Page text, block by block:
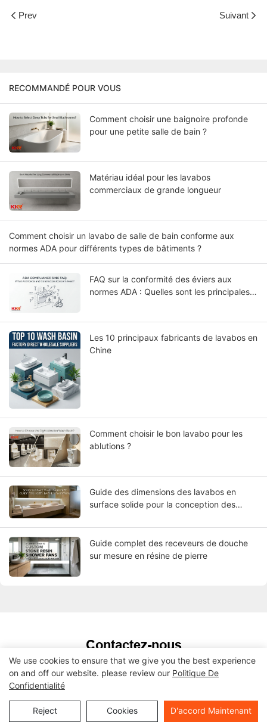
Prev Suivant
RECOMMANDÉ POUR VOUS
Comment choisir une baignoire profonde
pour une petite salle de bain ?
Matériau idéal pour les lavabos
commerciaux de grande longueur
Comment choisir un lavabo de salle de bain conforme aux
normes ADA pour différents types de bâtiments ?
FAQ sur la conformité des éviers aux
normes ADA : Quelles sont les principales
Les 10 principaux fabricants de lavabos en
Chine
Comment choisir le bon lavabo pour les
ablutions ?
Guide des dimensions des lavabos en
surface solide pour la conception des
Guide complet des receveurs de douche
sur mesure en résine de pierre
Contactez-nous
Laissez simplement votre email ou votre numéro de téléphone
dans le formulaire de contact afin que nous puissions vous
We use cookies to ensure that we give you the best experience
on and off our website. please review our Politique De
Confidentialité
Reject Cookies D'accord Maintenant